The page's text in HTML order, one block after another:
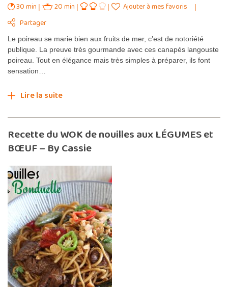
30 min 20 min
Ajouter à mes favoris
Partager
Le poireau se marie bien aux fruits de mer, c’est de notoriété
publique. La preuve très gourmande avec ces canapés langouste
poireau. Tout en élégance mais très simples à préparer, ils font
sensation…
Lire la suite
Recette du WOK de nouilles aux LÉGUMES et
BŒUF – By Cassie